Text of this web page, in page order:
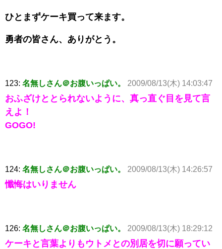
ひとまずケーキ買って来ます。
勇者の皆さん、ありがとう。
123: 名無しさん＠お腹いっぱい。 2009/08/13(木) 14:03:47
おふざけととられないように、真っ直ぐ目を見て言
えよ！
GOGO!
124: 名無しさん＠お腹いっぱい。 2009/08/13(木) 14:26:57
懺悔はいりません
126: 名無しさん＠お腹いっぱい。 2009/08/13(木) 18:29:12
ケーキと言葉よりもウトメとの別居を切に願ってい